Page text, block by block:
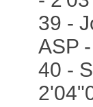
39 -
ASP
40 -